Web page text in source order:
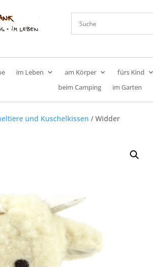
im Leben am Körper fürs Kind
beim Camping
im Garten
und Kuschelkissen / Widder